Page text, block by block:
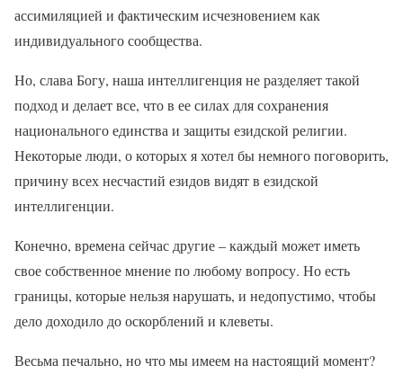
ассимиляцией и фактическим исчезновением как
индивидуального сообщества.
Но, слава Богу, наша интеллигенция не разделяет такой
подход и делает все, что в ее силах для сохранения
национального единства и защиты езидской религии.
Некоторые люди, о которых я хотел бы немного поговорить,
причину всех несчастий езидов видят в езидской
интеллигенции.
Конечно, времена сейчас другие – каждый может иметь
свое собственное мнение по любому вопросу. Но есть
границы, которые нельзя нарушать, и недопустимо, чтобы
дело доходило до оскорблений и клеветы.
Весьма печально, но что мы имеем на настоящий момент?